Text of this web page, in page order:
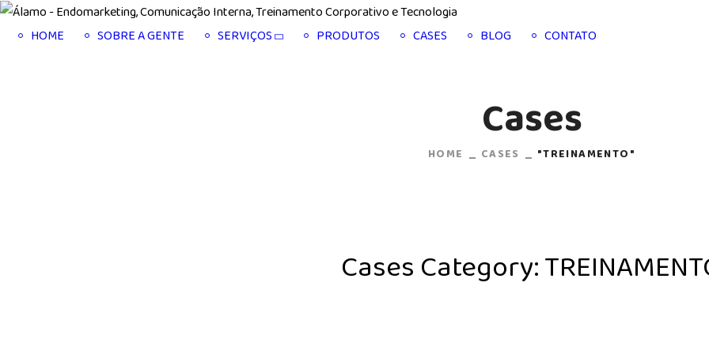
HOME SOBRE A GENTE SERVIÇOS PRODUTOS CASES BLOG CONTATO
Cases
HOME CASES "TREINAMENTO"
Cases Category: